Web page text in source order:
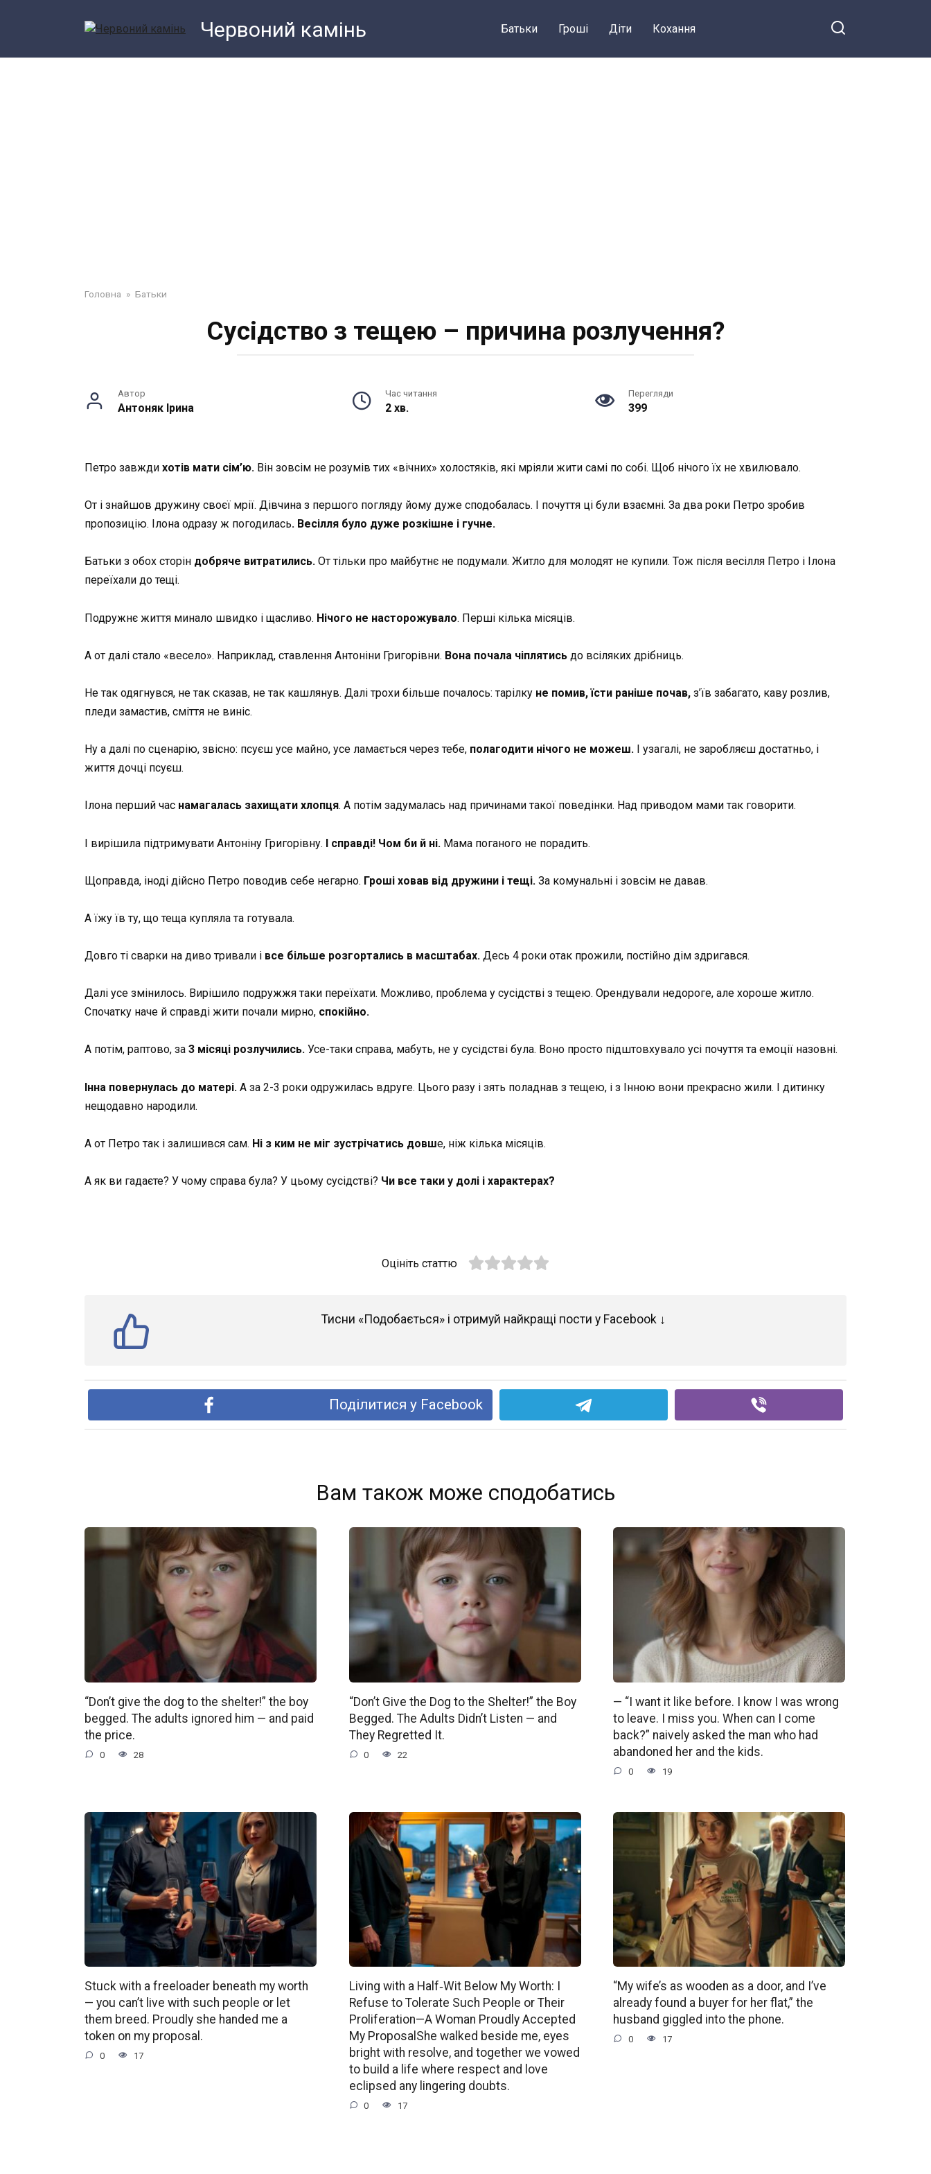
Червоний камiнь Батьки Грошi Діти Кохання
Головна » Батьки
Сусідство з тещею – причина розлучення?
Автор
Антоняк Ірина
Час читання
2 хв.
Перегляди
399
Петро завжди хотів мати сім’ю. Він зовсім не розумів тих «вічних» холостяків, які мріяли жити самі по собі. Щоб нічого їх не хвилювало.
От і знайшов дружину своєї мрії. Дівчина з першого погляду йому дуже сподобалась. І почуття ці були взаємні. За два роки Петро зробив
пропозицію. Ілона одразу ж погодилась. Весілля було дуже розкішне і гучне.
Батьки з обох сторін добряче витратились. От тільки про майбутнє не подумали. Житло для молодят не купили. Тож після весілля Петро і Ілона
переїхали до тещі.
Подружнє життя минало швидко і щасливо. Нічого не насторожувало. Перші кілька місяців.
А от далі стало «весело». Наприклад, ставлення Антоніни Григорівни. Вона почала чіплятись до всіляких дрібниць.
Не так одягнувся, не так сказав, не так кашлянув. Далі трохи більше почалось: тарілку не помив, їсти раніше почав, з’їв забагато, каву розлив,
пледи замастив, сміття не виніс.
Ну а далі по сценарію, звісно: псуєш усе майно, усе ламається через тебе, полагодити нічого не можеш. І узагалі, не заробляєш достатньо, і
життя дочці псуєш.
Ілона перший час намагалась захищати хлопця. А потім задумалась над причинами такої поведінки. Над приводом мами так говорити.
І вирішила підтримувати Антоніну Григорівну. І справді! Чом би й ні. Мама поганого не порадить.
Щоправда, іноді дійсно Петро поводив себе негарно. Гроші ховав від дружини і тещі. За комунальні і зовсім не давав.
А їжу їв ту, що теща купляла та готувала.
Довго ті сварки на диво тривали і все більше розгортались в масштабах. Десь 4 роки отак прожили, постійно дім здригався.
Далі усе змінилось. Вирішило подружжя таки переїхати. Можливо, проблема у сусідстві з тещею. Орендували недороге, але хороше житло.
Спочатку наче й справді жити почали мирно, спокійно.
А потім, раптово, за 3 місяці розлучились. Усе-таки справа, мабуть, не у сусідстві була. Воно просто підштовхувало усі почуття та емоції назовні.
Інна повернулась до матері. А за 2-3 роки одружилась вдруге. Цього разу і зять поладнав з тещею, і з Інною вони прекрасно жили. І дитинку
нещодавно народили.
А от Петро так і залишився сам. Ні з ким не міг зустрічатись довше, ніж кілька місяців.
А як ви гадаєте? У чому справа була? У цьому сусідстві? Чи все таки у долі і характерах?
Оцініть статтю
Тисни «Подобається» і отримуй найкращі пости у Facebook ↓
Поділитися у Facebook
Вам також може сподобатись
“Don’t give the dog to the shelter!” the boy
begged. The adults ignored him — and paid
the price.
0 28
“Don’t Give the Dog to the Shelter!” the Boy
Begged. The Adults Didn’t Listen — and
They Regretted It.
0 22
— “I want it like before. I know I was wrong
to leave. I miss you. When can I come
back?” naively asked the man who had
abandoned her and the kids.
0 19
Stuck with a freeloader beneath my worth
— you can’t live with such people or let
them breed. Proudly she handed me a
token on my proposal.
0 17
Living with a Half‑Wit Below My Worth: I
Refuse to Tolerate Such People or Their
Proliferation—A Woman Proudly Accepted
My ProposalShe walked beside me, eyes
bright with resolve, and together we vowed
to build a life where respect and love
eclipsed any lingering doubts.
0 17
“My wife’s as wooden as a door, and I’ve
already found a buyer for her flat,” the
husband giggled into the phone.
0 17